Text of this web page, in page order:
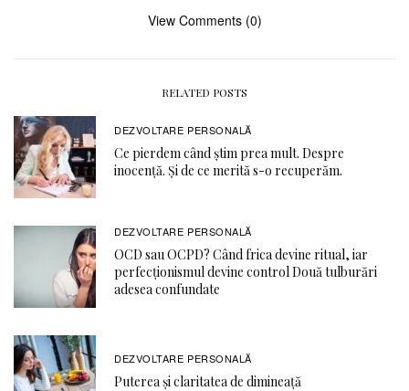
View Comments (0)
RELATED POSTS
DEZVOLTARE PERSONALĂ
Ce pierdem când știm prea mult. Despre
inocență. Și de ce merită s-o recuperăm.
DEZVOLTARE PERSONALĂ
OCD sau OCPD? Când frica devine ritual, iar
perfecționismul devine control Două tulburări
adesea confundate
DEZVOLTARE PERSONALĂ
Puterea și claritatea de dimineață